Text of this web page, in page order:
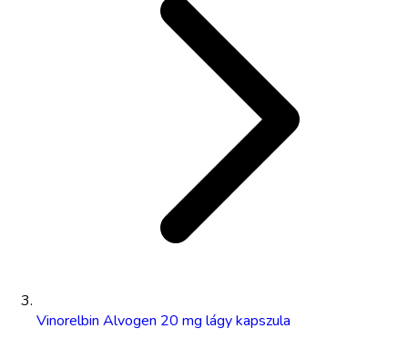
Vinorelbin Alvogen 20 mg lágy kapszula